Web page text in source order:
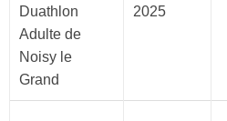
Duathlon
Adulte de
Noisy le
Grand
2025